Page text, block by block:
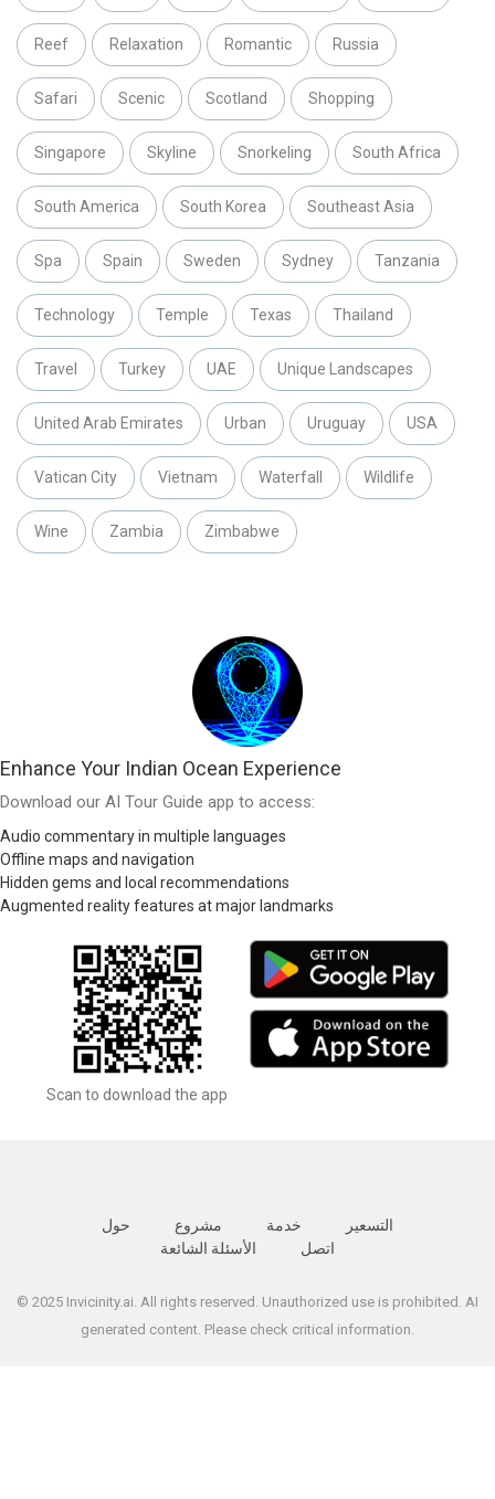
Reef Relaxation Romantic Russia
Safari Scenic Scotland Shopping
Singapore Skyline Snorkeling South Africa
South America South Korea Southeast Asia
Spa Spain Sweden Sydney Tanzania
Technology Temple Texas Thailand
Travel Turkey UAE Unique Landscapes
United Arab Emirates Urban Uruguay USA
Vatican City Vietnam Waterfall Wildlife
Wine Zambia Zimbabwe
Enhance Your Indian Ocean Experience
Download our AI Tour Guide app to access:
Audio commentary in multiple languages
Offline maps and navigation
Hidden gems and local recommendations
Augmented reality features at major landmarks
Scan to download the app
حول مشروع خدمة
التسعير
الأسئلة الشائعة
اتصل
© 2025 Invicinity.ai. All rights reserved. Unauthorized use is prohibited. AI
generated content. Please check critical information.